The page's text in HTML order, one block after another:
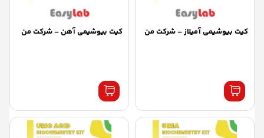
کیت بیوشیمی آمیلاز – شرکت من کیت بیوشیمی آهن – شرکت من